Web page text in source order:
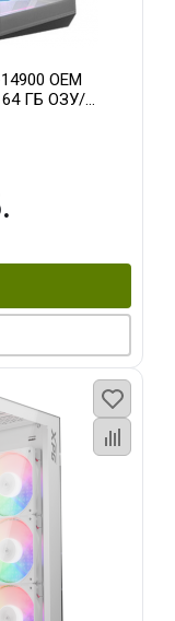
OEM
64 ГБ ОЗУ/
8GB GDDR7